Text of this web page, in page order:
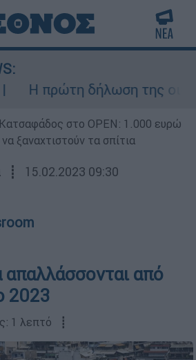
Η πρώτη δήλωση της
Κατσαφάδος στο OPEN: 1.000 ευρώ
ξαναχτιστούν τα σπίτια
┋ 15.02.2023 09:30
απαλλάσσονται από
2023
1 λεπτό ┋